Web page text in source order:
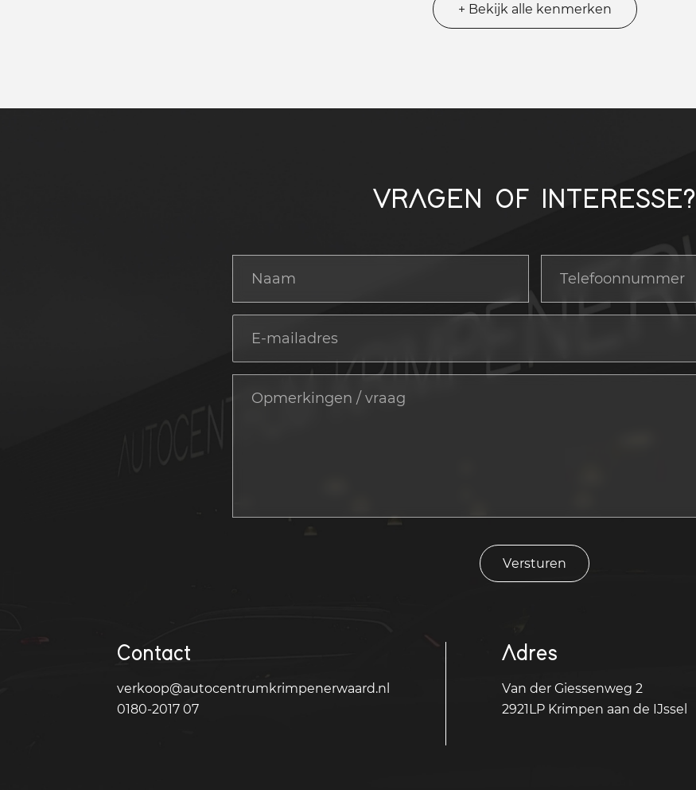
+ Bekijk alle kenmerken
VRAGEN OF INTERESSE?
Versturen
Contact
verkoop@autocentrumkrimpenerwaard.nl
0180-2017 07
Adres
Van der Giessenweg 2
2921LP Krimpen aan de IJssel